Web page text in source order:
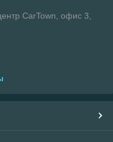
CarTown, офис 3,